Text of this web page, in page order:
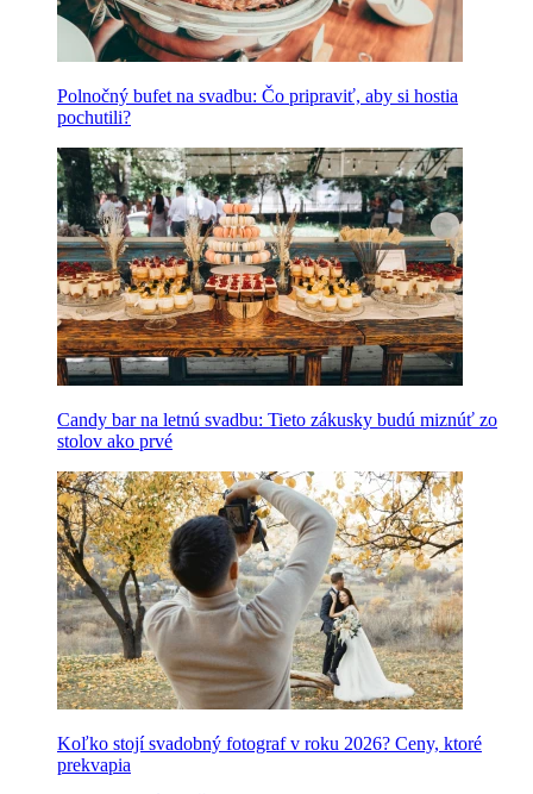
Polnočný bufet na svadbu: Čo pripraviť, aby si hostia
pochutili?
Candy bar na letnú svadbu: Tieto zákusky budú miznúť zo
stolov ako prvé
Koľko stojí svadobný fotograf v roku 2026? Ceny, ktoré
prekvapia